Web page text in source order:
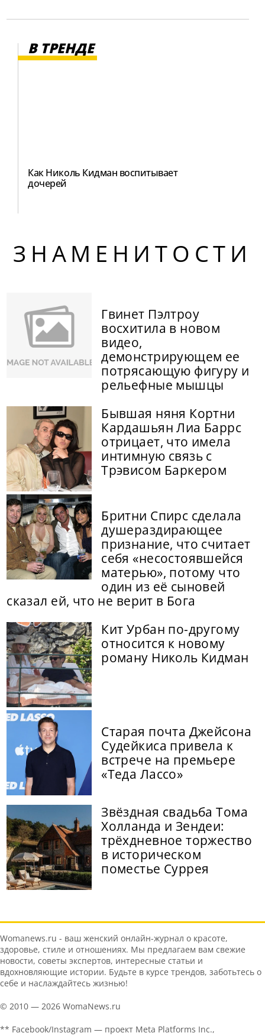
В ТРЕНДЕ
Как Николь Кидман воспитывает
дочерей
ЗНАМЕНИТОСТИ
Гвинет Пэлтроу
восхитила в новом
видео,
демонстрирующем ее
потрясающую фигуру и
рельефные мышцы
Бывшая няня Кортни
Кардашьян Лиа Баррс
отрицает, что имела
интимную связь с
Трэвисом Баркером
Бритни Спирс сделала
душераздирающее
признание, что считает
себя «несостоявшейся
матерью», потому что
один из её сыновей
сказал ей, что не верит в Бога
Кит Урбан по-другому
относится к новому
роману Николь Кидман
Старая почта Джейсона
Судейкиса привела к
встрече на премьере
«Теда Лассо»
Звёздная свадьба Тома
Холланда и Зендеи:
трёхдневное торжество
в историческом
поместье Суррея
Womanews.ru - ваш женский онлайн-журнал о красоте,
здоровье, стиле и отношениях. Мы предлагаем вам свежие
новости, советы экспертов, интересные статьи и
вдохновляющие истории. Будьте в курсе трендов, заботьтесь о
себе и наслаждайтесь жизнью!
© 2010 — 2026 WomaNews.ru
** Facebook/Instagram — проект Meta Platforms Inc.,